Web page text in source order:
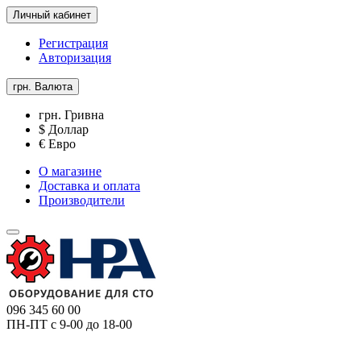
Личный кабинет
Регистрация
Авторизация
грн. Валюта
грн. Гривна
$ Доллар
€ Евро
О магазине
Доставка и оплата
Производители
096 345 60 00
ПН-ПТ с 9-00 до 18-00